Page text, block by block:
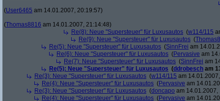
(User6465 am 14.01.2007, 20:19:57)
(Thomas8816 am 14.01.2007, 21:14:48)
Re(8): Neue "Supersteuer" für Luxusautos (w114/115
Re(9): Neue "Supersteuer" für Luxusautos (
Re(5): Neue "Supersteuer" für Luxusautos (SinnFrei am
Re(6): Neue "Supersteuer" für Luxusautos (Pervasive am
Re(7): Neue "Supersteuer" für Luxusautos (SinnFrei am
Re(5): Neue "Supersteuer" für Luxusautos (ddrobesch am
Re(3): Neue "Supersteuer" für Luxusautos (w114/115 am
Re(4): Neue "Supersteuer" für Luxusautos (Pervasive am
Re(3): Neue "Supersteuer" für Luxusautos (doncapo am 14.01.2007,
Re(4): Neue "Supersteuer" für Luxusautos (Pervasive am